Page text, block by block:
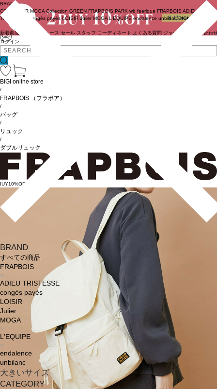
ログイン
BRAND
COUTURIER MOGA Collection GREEN FRAPBOIS PARK wb feerique FRAPBOIS ADIEU
TRISTESSE
congés payés LOISIR Julier MOGA L'EQUIPE endalence unbilanc BIGI online store
新着商品 ニュース セール スタッフ コーディネート よくある質問 ジャーナル お問い合わ
BRAND
すべての商品
FRAPBOIS
ADIEU TRISTESSE
congés payés
LOISIR
Julier
MOGA
L'EQUIPE
endalence
unbilanc
大きいサイズ
CATEGORY
BIGI online store
/
FRAPBOIS （フラボア）
/
バッグ
/
リュック
/
ダブルリュック